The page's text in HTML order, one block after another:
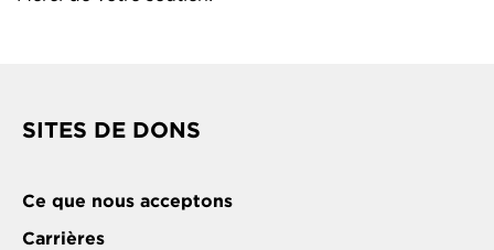
SITES DE DONS
Ce que nous acceptons
Carrières